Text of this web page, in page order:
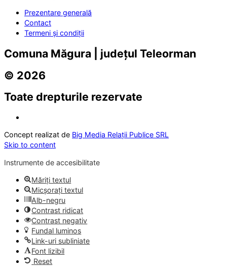
Prezentare generală
Contact
Termeni și condiții
Comuna Măgura | județul Teleorman
© 2026
Toate drepturile rezervate
Concept realizat de Big Media Relații Publice SRL
Skip to content
Instrumente de accesibilitate
Măriți textul
Micșorați textul
Alb-negru
Contrast ridicat
Contrast negativ
Fundal luminos
Link-uri subliniate
Font lizibil
Reset